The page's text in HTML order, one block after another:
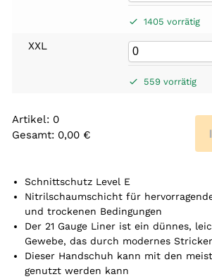
1405 vorrätig
XXL
559 vorrätig
Artikel: 0
Gesamt: 0,00 €
r
t
k
l
Schnittschutz Level E
Nitrilschaumschicht für
und trockenen Bedingungen
Der 21 Gauge Liner ist ein dünnes,
Gewebe, das durch modernes
Dieser Handschuh kann mit den
genutzt werden kann